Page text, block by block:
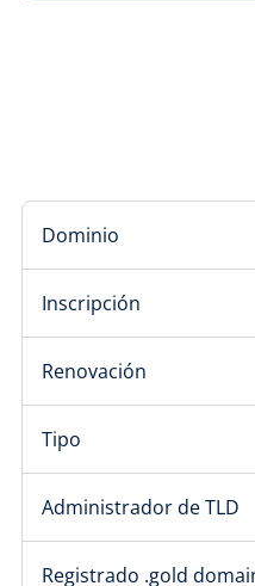
Dominio
Inscripción
Renovación
Tipo
Administrador de TLD
Registrado .gold